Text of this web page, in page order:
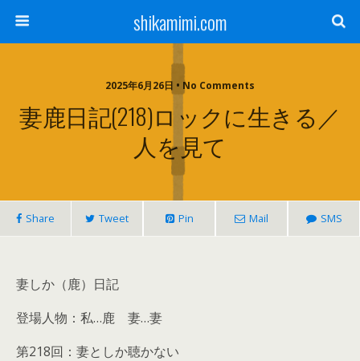
shikamimi.com
2025年6月26日 • No Comments
妻鹿日記(218)ロックに生きる／
人を見て
Share Tweet Pin Mail SMS
妻しか（鹿）日記
登場人物：私…鹿 妻…妻
第218回：妻としか聴かない